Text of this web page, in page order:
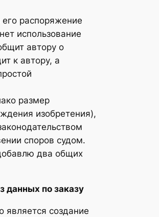
распоряжение
использование
автору о
к автору, а
размер
изобретения),
споров судом.
два общих
данных по заказу
является создание